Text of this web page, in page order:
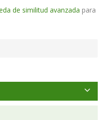
de similitud avanzada para